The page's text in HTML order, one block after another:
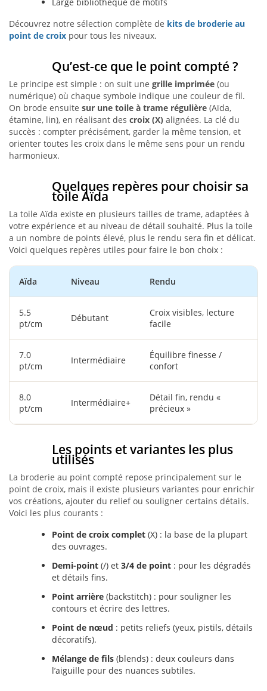
Découvrez notre sélection complète de kits de broderie au
point de croix pour tous les niveaux.
Qu’est-ce que le point compté ?
Le principe est simple : on suit une grille imprimée (ou
numérique) où chaque symbole indique une couleur de fil.
On brode ensuite sur une toile à trame régulière (Aïda,
étamine, lin), en réalisant des croix (X) alignées. La clé du
succès : compter précisément, garder la même tension, et
orienter toutes les croix dans le même sens pour un rendu
harmonieux.
Quelques repères pour choisir sa
toile Aïda
La toile Aïda existe en plusieurs tailles de trame, adaptées à
votre expérience et au niveau de détail souhaité. Plus la toile
a un nombre de points élevé, plus le rendu sera fin et délicat.
Voici quelques repères utiles pour faire le bon choix :
Aïda Niveau Rendu
5.5
pt/cm
Débutant
Croix visibles, lecture
facile
7.0
pt/cm
Intermédiaire
Équilibre finesse /
confort
8.0
pt/cm
Intermédiaire+
Détail fin, rendu «
précieux »
Les points et variantes les plus
utilisés
La broderie au point compté repose principalement sur le
point de croix, mais il existe plusieurs variantes pour enrichir
vos créations, ajouter du relief ou souligner certains détails.
Voici les plus courants :
Point de croix complet (X) : la base de la plupart
des ouvrages.
Demi-point (/) et 3/4 de point : pour les dégradés
et détails fins.
Point arrière (backstitch) : pour souligner les
contours et écrire des lettres.
Point de nœud : petits reliefs (yeux, pistils, détails
décoratifs).
Mélange de fils (blends) : deux couleurs dans
l’aiguille pour des nuances subtiles.